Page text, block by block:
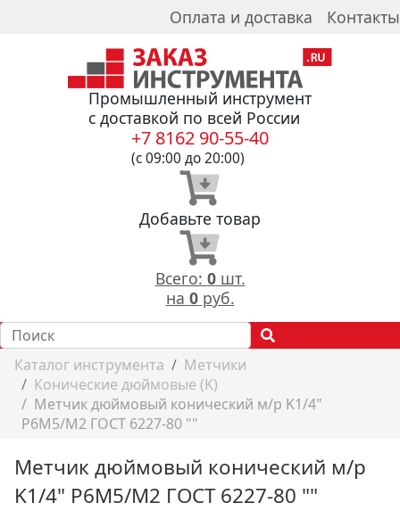
Оплата и доставка Контакты
Промышленный инструмент
с доставкой по всей России
+7 8162 90-55-40
(с 09:00 до 20:00)
Добавьте товар
Всего: 0шт.
на 0руб.
Каталог инструмента
Метчики
Конические дюймовые (K)
Метчик дюймовый конический м/р K1/4"
P6M5/M2 ГОСТ 6227-80 ""
Метчик дюймовый конический м/р
K1/4" P6M5/M2 ГОСТ 6227-80 ""